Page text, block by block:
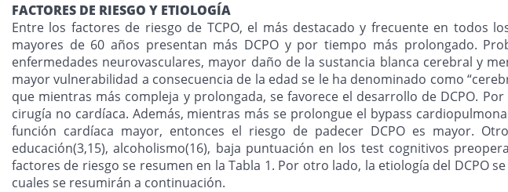
FACTORES DE RIESGO Y ETIOLOGÍA
Entre los factores de riesgo de TCPO, el más destacado y frecuente en todos
mayores de 60 años presentan más DCPO y por tiempo más prolongado.
enfermedades neurovasculares, mayor daño de la sustancia blanca cerebral y
mayor vulnerabilidad a consecuencia de la edad se le ha denominado como
que mientras más compleja y prolongada, se favorece el desarrollo de DCPO.
cirugía no cardíaca. Además, mientras más se prolongue el bypass
función cardíaca mayor, entonces el riesgo de padecer DCPO es mayor.
educación(3,15), alcoholismo(16), baja puntuación en los test cognitivos
factores de riesgo se resumen en la Tabla 1. Por otro lado, la etiología del DCPO
cuales se resumirán a continuación.